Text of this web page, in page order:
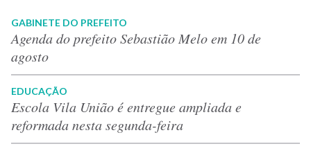
GABINETE DO PREFEITO
Agenda do prefeito Sebastião Melo em 10 de
agosto
EDUCAÇÃO
Escola Vila União é entregue ampliada e
reformada nesta segunda-feira